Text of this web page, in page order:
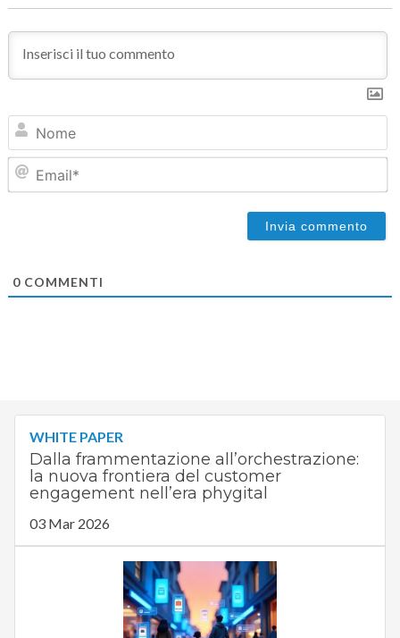
0COMMENTI
WHITE PAPER
Dalla frammentazione all’orchestrazione:
la nuova frontiera del customer
engagement nell’era phygital
03 Mar 2026